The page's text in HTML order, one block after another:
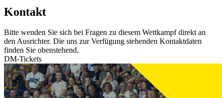
Kontakt
Bitte wenden Sie sich bei Fragen zu diesem Wettkampf direkt an
den Ausrichter. Die uns zur Verfügung stehenden Kontaktdaten
finden Sie obenstehend.
DM-Tickets